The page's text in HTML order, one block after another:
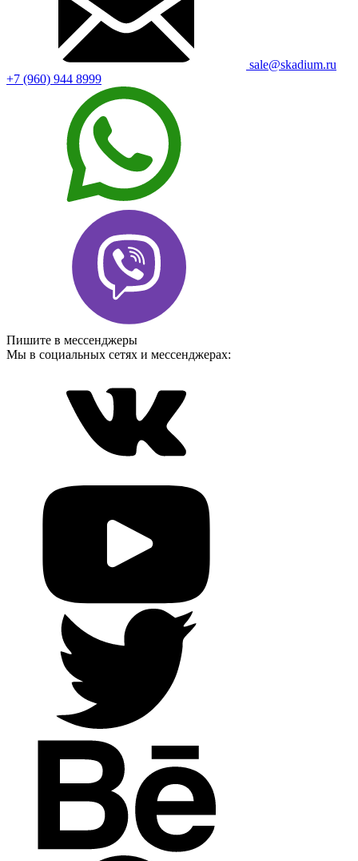
sale@skadium.ru
+7 (960) 944 8999
Пишите в мессенджеры
Мы в социальных сетях и мессенджерах: